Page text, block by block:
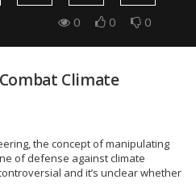
0 0 0
Climate
the concept of manipulating
of defense against climate
and it’s unclear whether